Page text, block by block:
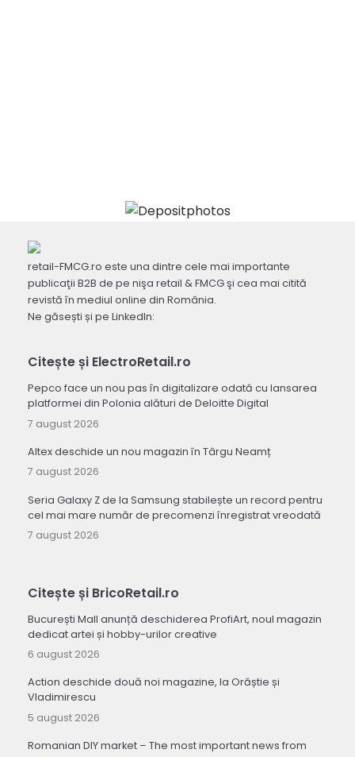
retail-FMCG.ro este una dintre cele mai importante
publicaţii B2B de pe nişa retail & FMCG şi cea mai citită
revistă în mediul online din România.
Ne găsești și pe LinkedIn:
Citește și ElectroRetail.ro
Pepco face un nou pas în digitalizare odată cu lansarea
platformei din Polonia alături de Deloitte Digital
7 august 2026
Altex deschide un nou magazin în Târgu Neamț
7 august 2026
Seria Galaxy Z de la Samsung stabilește un record pentru
cel mai mare număr de precomenzi înregistrat vreodată
7 august 2026
Citește și BricoRetail.ro
București Mall anunță deschiderea ProfiArt, noul magazin
dedicat artei și hobby-urilor creative
6 august 2026
Action deschide două noi magazine, la Orăștie și
Vladimirescu
5 august 2026
Romanian DIY market – The most important news from